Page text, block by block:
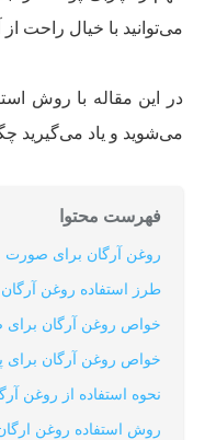
می‌توانید با خیال راحت
در این مقاله با روش
می‌شوید و یاد می‌گیرید
فهرست محتوا
روغن آرگان برای صورت
طرز استفاده روغن
خواص روغن آرگان
خواص روغن آرگان
نحوه استفاده از روغن
روش استفاده روغن